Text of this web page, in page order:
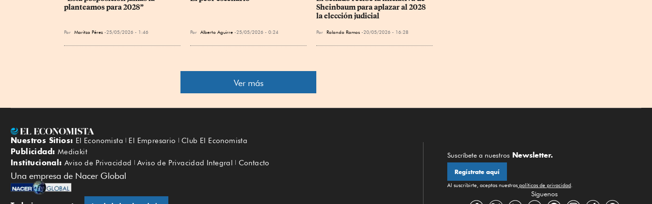
planteamos para 2028”
Por Maritza Pérez 25/05/2026 - 1:46 Por Alberto Aguirre 25/05/2026 - 0:24
Sheinbaum para aplazar al 2028
la elección judicial
Por Rolando Ramos 20/05/2026 - 16:28
Ver más
Nuestros Sitios: El Economista El Empresario Club El Economista
Publicidad: Mediakit
Institucional: Aviso de Privacidad Aviso de Privacidad Integral Contacto
Una empresa de Nacer Global
Suscríbete a nuestros Newsletter.
Regístrate aquí
Al suscribirte, aceptas nuestras políticas de privacidad
Síguenos